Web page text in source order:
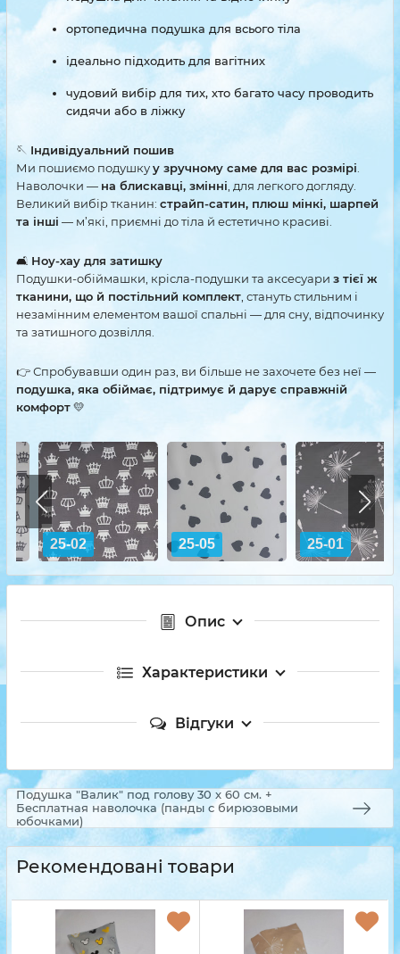
ортопедична подушка для всього тіла
ідеально підходить для вагітних
чудовий вибір для тих, хто багато часу проводить
сидячи або в ліжку
🪡 Індивідуальний пошив
Ми пошиємо подушкуу зручному саме для вас розмірі
Наволочки — на блискавці, змінні , для легкого догляду.
Великий вибір тканин: страйп-сатин, плюш мінкі, шарпей
та інші — м’які, приємні до тіла й естетично красиві.
🛋 Ноу-хау для затишку
Подушки-обіймашки, крісла-подушки та аксесуари з тієї ж
тканини, що й постільний комплект , стануть стильним і
незамінним елементом вашої спальні — для сну, відпочинку
та затишного дозвілля.
👉 Спробувавши один раз, ви більше не захочете без неї —
подушка, яка обіймає, підтримує й дарує справжній
комфорт💛
25-02 25-05 25-01
Опис
Характеристики
Відгуки
Подушка "Валик" под голову 30 x 60 см. +
Бесплатная наволочка (панды с бирюзовыми
юбочками)
Рекомендовані товари